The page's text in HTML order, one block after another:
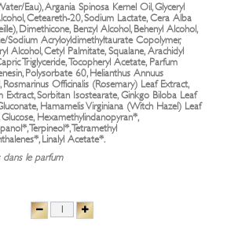
Eau), Argania Spinosa Kernel Oil, Glyceryl
Ceteareth-20, Sodium Lactate, Cera Alba
Dimethicone, Benzyl Alcohol, Behenyl Alcohol,
Sodium Acryloyldimethyltaurate Copolymer,
Alcohol, Cetyl Palmitate, Squalane, Arachidyl
Triglyceride, Tocopheryl Acetate, Parfum
Polysorbate 60, Helianthus Annuus
Officinalis (Rosemary) Leaf Extract,
Sorbitan Isostearate, Ginkgo Biloba Leaf
Hamamelis Virginiana (Witch Hazel) Leaf
Hexamethylindanopyran*,
Terpineol*, Tetramethyl
Linalyl Acetate*.
dans le parfum